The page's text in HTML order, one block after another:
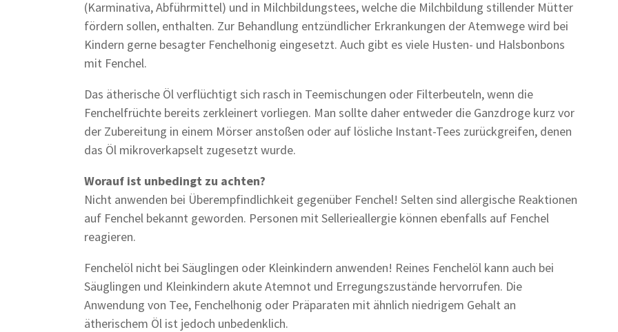
(Karminativa, Abführmittel) und in Milchbildungstees, welche die Milchbildung stillender Mütter
fördern sollen, enthalten. Zur Behandlung entzündlicher Erkrankungen der Atemwege wird bei
Kindern gerne besagter Fenchelhonig eingesetzt. Auch gibt es viele Husten- und Halsbonbons
mit Fenchel.
Das ätherische Öl verflüchtigt sich rasch in Teemischungen oder Filterbeuteln, wenn die
Fenchelfrüchte bereits zerkleinert vorliegen. Man sollte daher entweder die Ganzdroge kurz vor
der Zubereitung in einem Mörser anstoßen oder auf lösliche Instant-Tees zurückgreifen, denen
das Öl mikroverkapselt zugesetzt wurde.
Worauf ist unbedingt zu achten?
Nicht anwenden bei Überempfindlichkeit gegenüber Fenchel! Selten sind allergische Reaktionen
auf Fenchel bekannt geworden. Personen mit Sellerieallergie können ebenfalls auf Fenchel
reagieren.
Fenchelöl nicht bei Säuglingen oder Kleinkindern anwenden! Reines Fenchelöl kann auch bei
Säuglingen und Kleinkindern akute Atemnot und Erregungszustände hervorrufen. Die
Anwendung von Tee, Fenchelhonig oder Präparaten mit ähnlich niedrigem Gehalt an
ätherischem Öl ist jedoch unbedenklich.